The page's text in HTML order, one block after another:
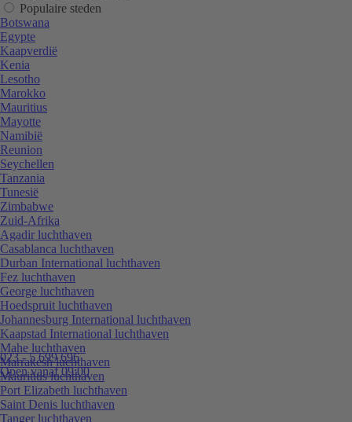
023 - 5 699 696
Open vanaf 09:00
Populaire steden
Botswana
Egypte
Kaapverdië
Kenia
Lesotho
Marokko
Mauritius
Mayotte
Namibië
Reunion
Seychellen
Tanzania
Tunesië
Zimbabwe
Zuid-Afrika
Agadir luchthaven
Casablanca luchthaven
Durban International luchthaven
Fez luchthaven
George luchthaven
Hoedspruit luchthaven
Johannesburg International luchthaven
Kaapstad International luchthaven
Mahe luchthaven
Marrakesh luchthaven
Mauritius luchthaven
Port Elizabeth luchthaven
Saint Denis luchthaven
Tanger luchthaven